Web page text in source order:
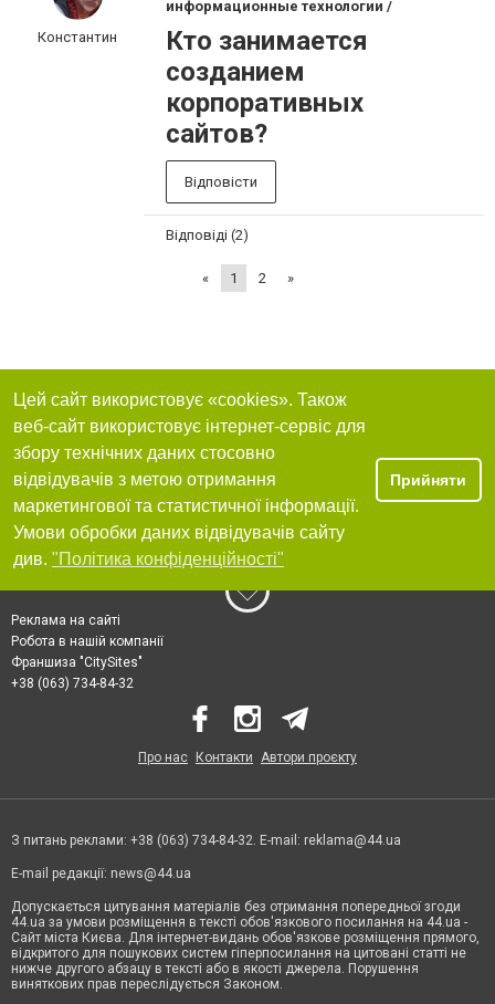
Константин
информационные технологии /
Кто занимается
созданием
корпоративных
сайтов?
Відповісти
Відповіді (2)
« 1 2 »
Цей сайт використовує «cookies». Також
веб-сайт використовує інтернет-сервіс для
збору технічних даних стосовно
відвідувачів з метою отримання
маркетингової та статистичної інформації.
Умови обробки даних відвідувачів сайту
див. "Політика конфіденційності"
Прийняти
Реклама на сайті
Робота в нашій компанії
Франшиза "CitySites"
+38 (063) 734-84-32
Про нас Контакти Автори проєкту
З питань реклами: +38 (063) 734-84-32. E-mail: reklama@44.ua
E-mail редакції: news@44.ua
Допускається цитування матеріалів без отримання попередньої згоди
44.ua за умови розміщення в тексті обов'язкового посилання на 44.ua -
Сайт міста Києва. Для інтернет-видань обов'язкове розміщення прямого,
відкритого для пошукових систем гіперпосилання на цитовані статті не
нижче другого абзацу в тексті або в якості джерела. Порушення
виняткових прав переслідується Законом.